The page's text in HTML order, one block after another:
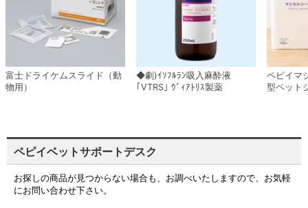
富士ドライケムスライド（動
物用）
◆劇)ｲｿﾌﾙﾗﾝ吸入麻酔液
｢VTRS｣ ｳﾞｨｱﾄﾘｽ製薬
ペピイマ
型ペット
ペピイベットサポートデスク
お探しの商品が見つからない場合も、お調べいたしますので、お気軽
にお問い合わせ下さい。